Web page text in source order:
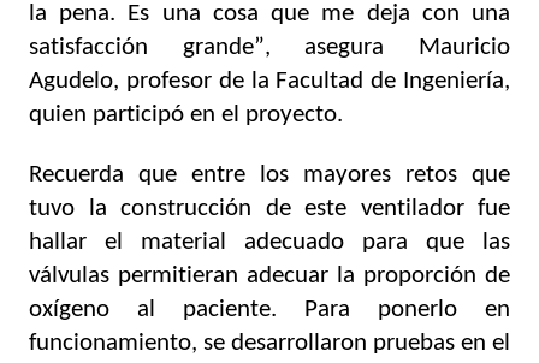
la pena. Es una cosa que me deja con una
satisfacción grande”, asegura Mauricio
Agudelo, profesor de la Facultad de Ingeniería,
quien participó en el proyecto.
Recuerda que entre los mayores retos que
tuvo la construcción de este ventilador fue
hallar el material adecuado para que las
válvulas permitieran adecuar la proporción de
oxígeno al paciente. Para ponerlo en
funcionamiento, se desarrollaron pruebas en el